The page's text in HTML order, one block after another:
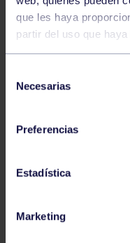
que les haya
partir del uso que
Necesarias
Preferencias
Estadística
Marketing
El fin de semana tuvo
Regional
en master, se
y 55 kg en dos
mejor marca fue
Revillagigedo, con
dos tiempos.
En el regional